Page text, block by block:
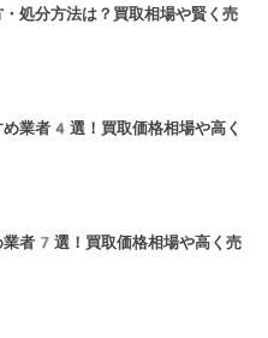
処分方法は？買取相場や賢く売
め業者4選！買取価格相場や高く
業者7選！買取価格相場や高く売